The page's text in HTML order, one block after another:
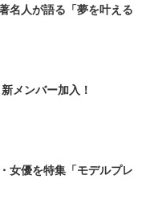
名人が語る「夢を叶える
メンバー加入！
女優を特集「モデルプレ